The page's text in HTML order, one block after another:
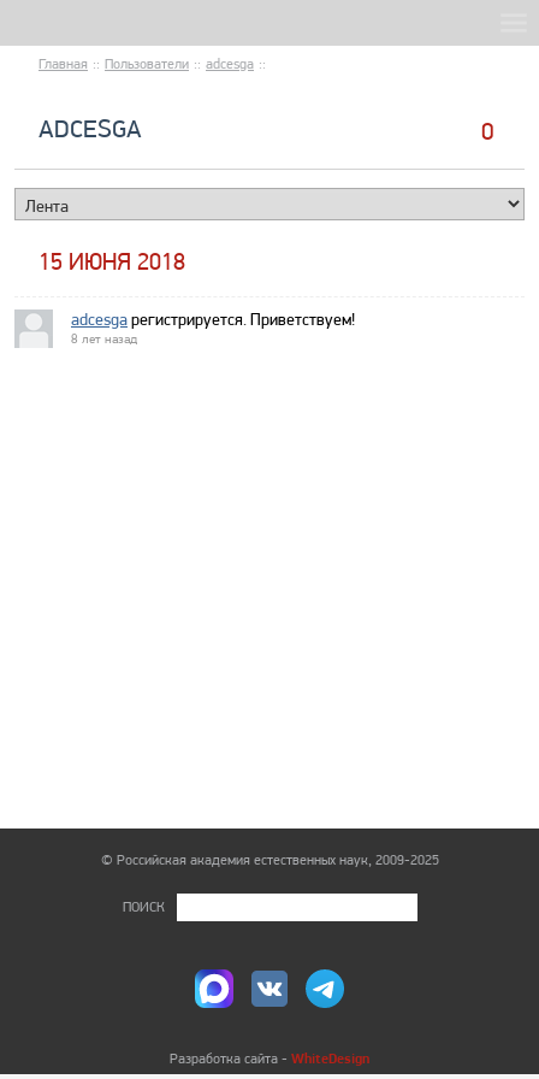
Главная :: Пользователи :: adcesga ::
0
ADCESGA
15 ИЮНЯ 2018
adcesgaрегистрируется. Приветствуем!
8 лет назад
© Российская академия естественных наук, 2009-2025
ПОИСК
Разработка сайта - WhiteDesign